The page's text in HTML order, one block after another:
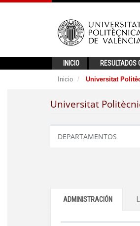
INICIO RESULTADOS
Inicio Universitat
Universitat
DEPARTAMENTOS
ADMINISTRACIÓN